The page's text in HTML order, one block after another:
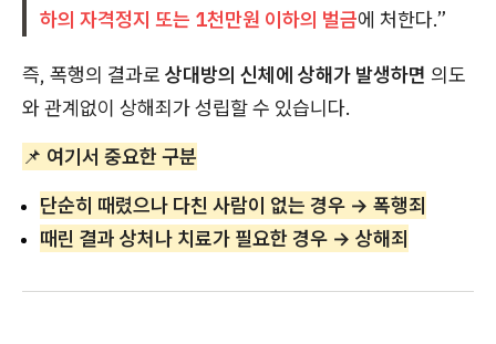
하의 자격정지 또는 1천만원 이하의 벌금에 처한다.”
즉, 폭행의 결과로 상대방의 신체에 상해가 발생하면 의도
와 관계없이 상해죄가 성립할 수 있습니다.
📌 여기서 중요한 구분
단순히 때렸으나 다친 사람이 없는 경우 → 폭행죄
때린 결과 상처나 치료가 필요한 경우 → 상해죄